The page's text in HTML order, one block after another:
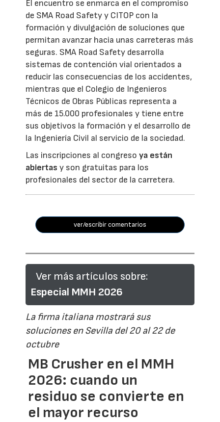
El encuentro se enmarca en el compromiso
de SMA Road Safety y CITOP con la
formación y divulgación de soluciones que
permitan avanzar hacia unas carreteras más
seguras. SMA Road Safety desarrolla
sistemas de contención vial orientados a
reducir las consecuencias de los accidentes,
mientras que el Colegio de Ingenieros
Técnicos de Obras Públicas representa a
más de 15.000 profesionales y tiene entre
sus objetivos la formación y el desarrollo de
la Ingeniería Civil al servicio de la sociedad.
Las inscripciones al congresoya están
abiertas y son gratuitas para los
profesionales del sector de la carretera.
ver/escribir comentarios
Ver más artículos sobre:
Especial MMH 2026
La firma italiana mostrará sus
soluciones en Sevilla del 20 al 22 de
octubre
MB Crusher en el MMH
2026: cuando un
residuo se convierte en
el mayor recurso